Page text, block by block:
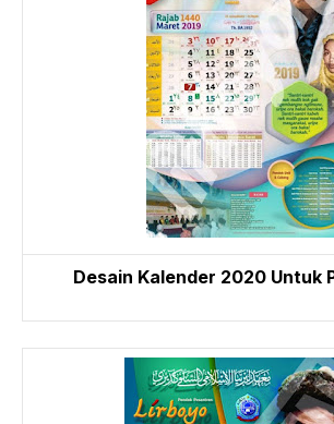
Desain Kalender 2020 Untuk